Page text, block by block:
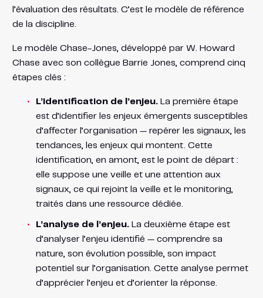
l’évaluation des résultats. C’est le modèle de référence
de la discipline.
Le modèle Chase-Jones, développé par W. Howard
Chase avec son collègue Barrie Jones, comprend cinq
étapes clés :
L’identification de l’enjeu.La première étape
est d’identifier les enjeux émergents susceptibles
d’affecter l’organisation — repérer les signaux, les
tendances, les enjeux qui montent. Cette
identification, en amont, est le point de départ :
elle suppose une veille et une attention aux
signaux, ce qui rejoint la veille et le monitoring,
traités dans une ressource dédiée.
L’analyse de l’enjeu.La deuxième étape est
d’analyser l’enjeu identifié — comprendre sa
nature, son évolution possible, son impact
potentiel sur l’organisation. Cette analyse permet
d’apprécier l’enjeu et d’orienter la réponse.